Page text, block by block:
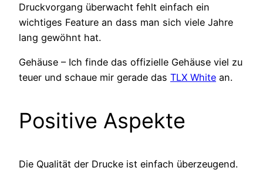
Druckvorgang überwacht fehlt einfach ein
wichtiges Feature an dass man sich viele Jahre
lang gewöhnt hat.
Gehäuse – Ich finde das offizielle Gehäuse viel zu
teuer und schaue mir gerade das TLX White an.
Positive Aspekte
Die Qualität der Drucke ist einfach überzeugend.